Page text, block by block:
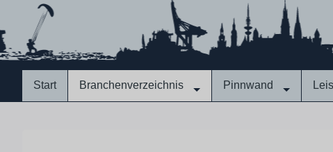
Start Branchenverzeichnis Pinnwand